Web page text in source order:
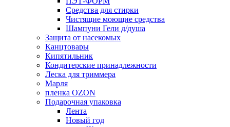
Средства для стирки
Чистящие моющие средства
Шампуни Гели д/душа
Защита от насекомых
Канцтовары
Кипятильник
Кондитерские принадлежности
Леска для триммера
Марля
пленка OZON
Подарочная упаковка
Лента
Новый год